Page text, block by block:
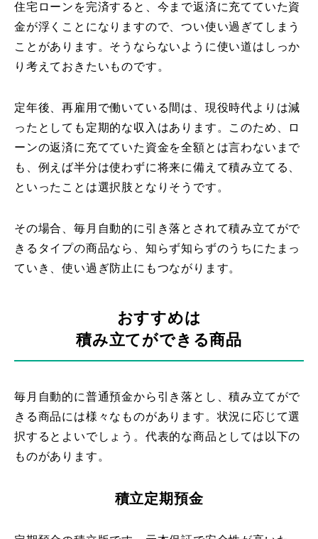
住宅ローンを完済すると、今まで返済に充てていた資
金が浮くことになりますので、つい使い過ぎてしまう
ことがあります。そうならないように使い道はしっか
り考えておきたいものです。
定年後、再雇用で働いている間は、現役時代よりは減
ったとしても定期的な収入はあります。このため、ロ
ーンの返済に充てていた資金を全額とは言わないまで
も、例えば半分は使わずに将来に備えて積み立てる、
といったことは選択肢となりそうです。
その場合、毎月自動的に引き落とされて積み立てがで
きるタイプの商品なら、知らず知らずのうちにたまっ
ていき、使い過ぎ防止にもつながります。
おすすめは
積み立てができる商品
毎月自動的に普通預金から引き落とし、積み立てがで
きる商品には様々なものがあります。状況に応じて選
択するとよいでしょう。代表的な商品としては以下の
ものがあります。
積立定期預金